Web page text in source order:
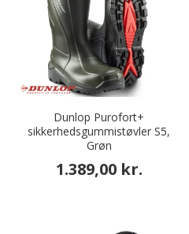
Dunlop Purofort+
sikkerhedsgummistøvler S5,
Grøn
1.389,00 kr.